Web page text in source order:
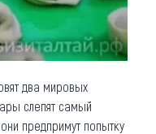
два мировых
слепят самый
предпримут попытку